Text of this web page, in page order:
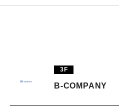
TAX FREE
日本語
3F
B-COMPANY